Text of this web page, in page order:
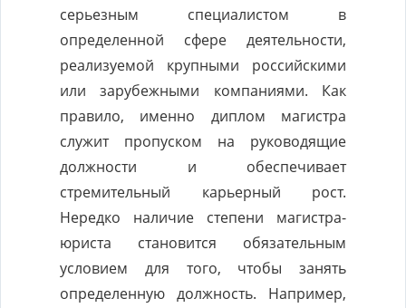
серьезным специалистом в
определенной сфере деятельности,
реализуемой крупными российскими
или зарубежными компаниями. Как
правило, именно диплом магистра
служит пропуском на руководящие
должности и обеспечивает
стремительный карьерный рост.
Нередко наличие степени магистра-
юриста становится обязательным
условием для того, чтобы занять
определенную должность. Например,